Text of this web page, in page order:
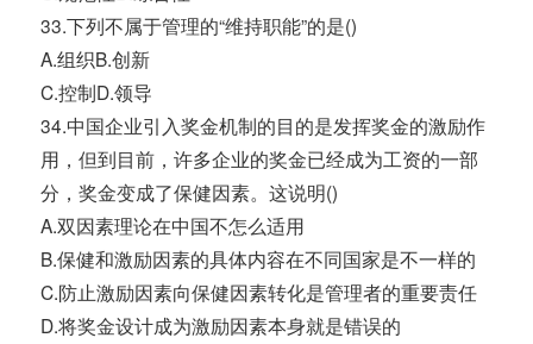
33.下列不属于管理的“维持职能”的是()
A.组织B.创新
C.控制D.领导
34.中国企业引入奖金机制的目的是发挥奖金的激励作
用，但到目前，许多企业的奖金已经成为工资的一部
分，奖金变成了保健因素。这说明()
A.双因素理论在中国不怎么适用
B.保健和激励因素的具体内容在不同国家是不一样的
C.防止激励因素向保健因素转化是管理者的重要责任
D.将奖金设计成为激励因素本身就是错误的